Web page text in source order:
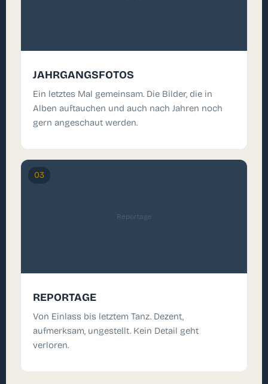
JAHRGANGSFOTOS
Ein letztes Mal gemeinsam. Die Bilder, die in
Alben auftauchen und auch nach Jahren noch
gern angeschaut werden.
Reportage
03
REPORTAGE
Von Einlass bis letztem Tanz. Dezent,
aufmerksam, ungestellt. Kein Detail geht
verloren.